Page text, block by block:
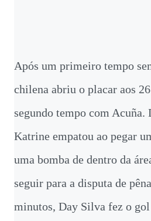
Após um primeiro tempo
chilena abriu o placar aos
segundo tempo com Acuña.
Katrine empatou ao pegar
uma bomba de dentro da
seguir para a disputa de
minutos, Day Silva fez o